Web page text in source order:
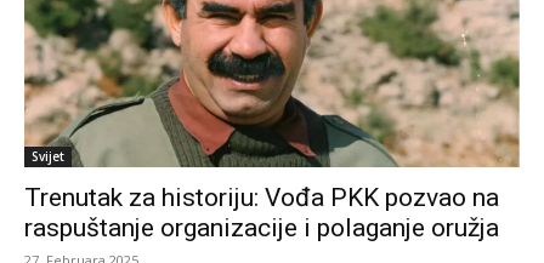
Svijet
Trenutak za historiju: Vođa PKK pozvao na
raspuštanje organizacije i polaganje oružja